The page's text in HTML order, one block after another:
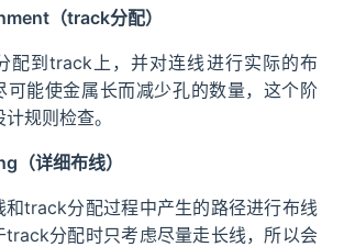
（track分配）
配到track上，并对连线进行实际的布
可能使金属长而减少孔的数量，这个阶
规则检查。
（详细布线）
和track分配过程中产生的路径进行布线
track分配时只考虑尽量走长线，所以会